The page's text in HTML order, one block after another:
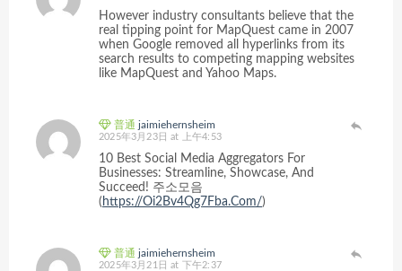
However industry consultants believe that the
real tipping point for MapQuest came in 2007
when Google removed all hyperlinks from its
search results to competing mapping websites
like MapQuest and Yahoo Maps.
普通 jaimiehernsheim
2025年3月23日 at 上午4:53
10 Best Social Media Aggregators For
Businesses: Streamline, Showcase, And
Succeed! 주소모음
( https://Oi2Bv4Qg7Fba.Com/)
普通 jaimiehernsheim
2025年3月21日 at 下午2:37